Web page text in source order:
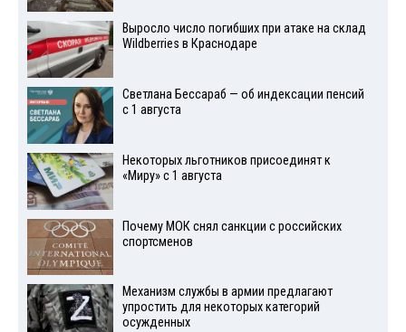
Выросло число погибших при атаке на склад
Wildberries в Краснодаре
Светлана Бессараб — об индексации пенсий
с 1 августа
Некоторых льготников присоединят к
«Миру» с 1 августа
Почему МОК снял санкции с российских
спортсменов
Механизм службы в армии предлагают
упростить для некоторых категорий
осужденных